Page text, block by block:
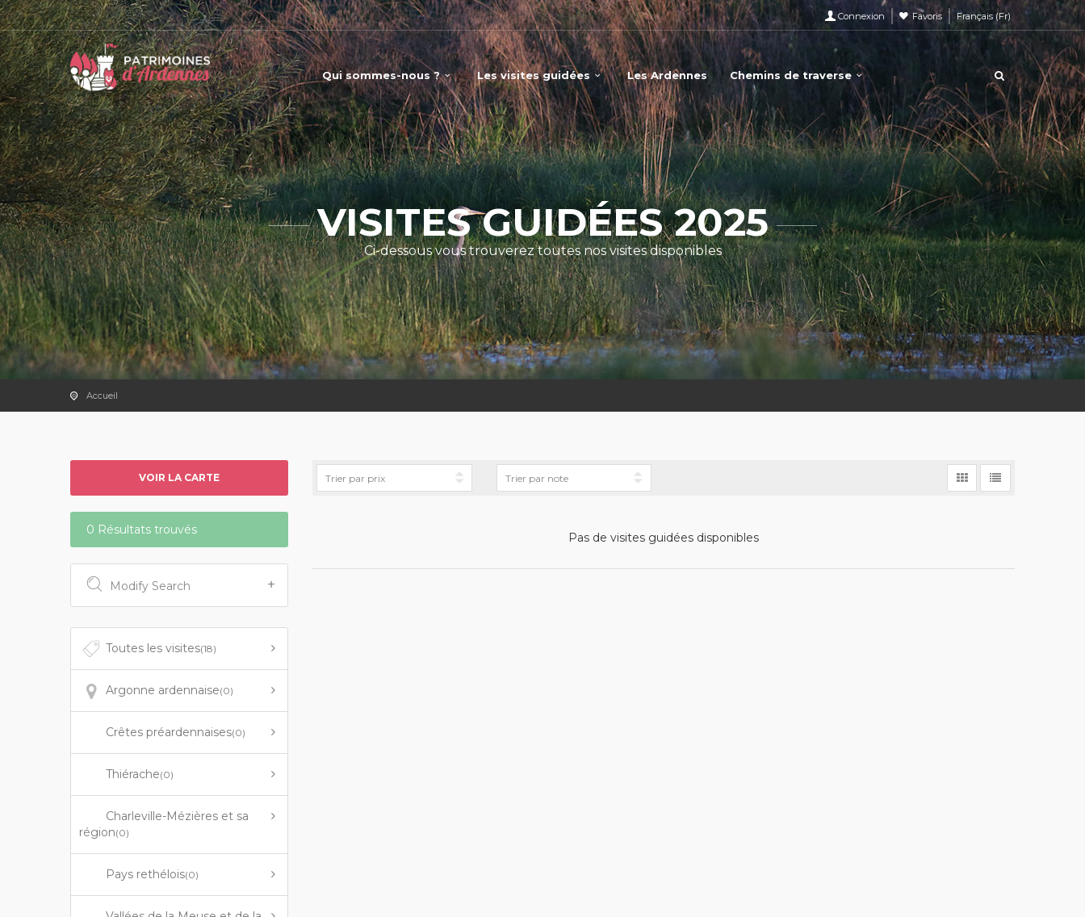
Connexion Favoris Français (Fr)
Qui sommes-nous ? Les visites guidées Les Ardennes Chemins de traverse
VISITES GUIDÉES 2025
Ci-dessous vous trouverez toutes nos visites disponibles
Accueil
VOIR LA CARTE
0 Résultats trouvés
Modify Search
Toutes les visites(18)
Argonne ardennaise(0)
Crêtes préardennaises(0)
Thiérache(0)
Charleville-Mézières et sa
région(0)
Pays rethélois(0)
Pas de visites guidées disponibles